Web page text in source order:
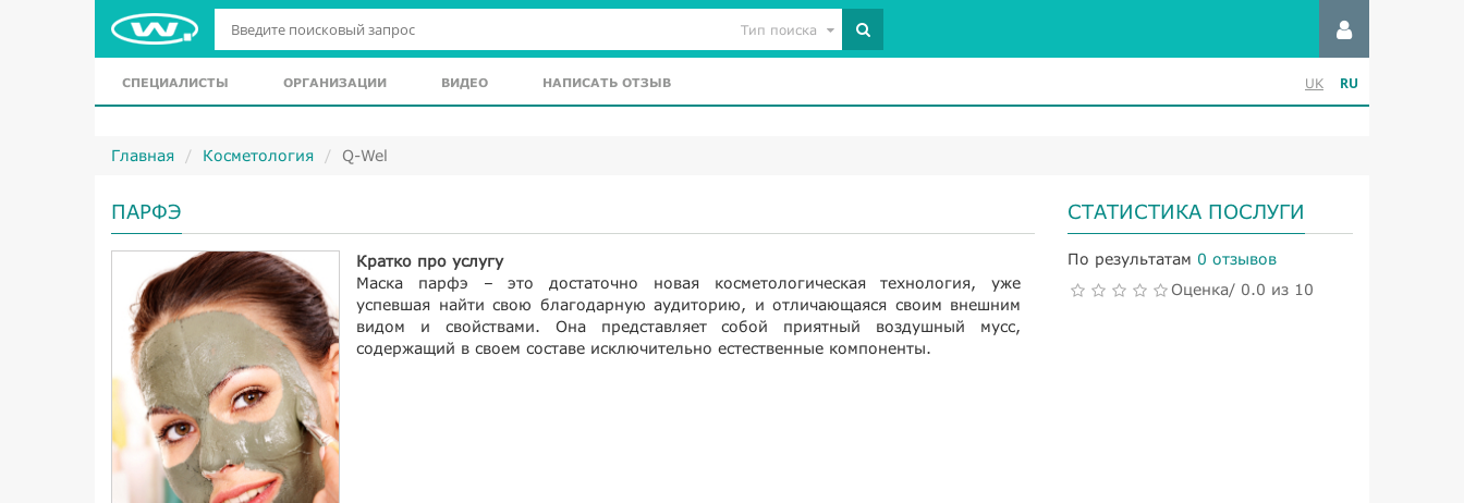
Тип поиска
СПЕЦИАЛИСТЫ ОРГАНИЗАЦИИ ВИДЕО НАПИСАТЬ ОТЗЫВ UK RU
Главная Косметология Q-Wel
ПАРФЭ
Кратко про услугу
Маска парфэ – это достаточно новая косметологическая технология, уже
успевшая найти свою благодарную аудиторию, и отличающаяся своим внешним
видом и свойствами. Она представляет собой приятный воздушный мусс,
содержащий в своем составе исключительно естественные компоненты.
СТАТИСТИКА ПОСЛУГИ
По результатам 0 отзывов
Оценка/ 0.0 из 10